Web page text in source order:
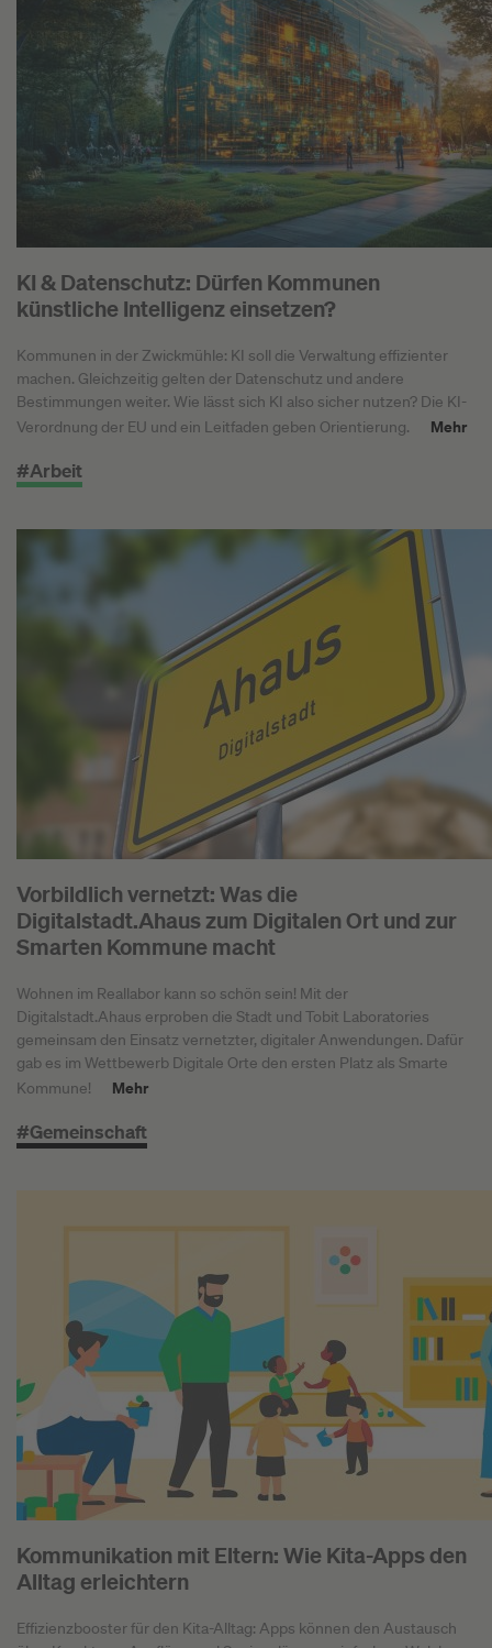
KI & Datenschutz: Dürfen Kommunen
künstliche Intelligenz einsetzen?
Kommunen in der Zwickmühle: KI soll die Verwaltung effizienter
machen. Gleichzeitig gelten der Datenschutz und andere
Bestimmungen weiter. Wie lässt sich KI also sicher nutzen? Die KI-
Verordnung der EU und ein Leitfaden geben Orientierung.
Mehr
#Arbeit
Vorbildlich vernetzt: Was die
Digitalstadt.Ahaus zum Digitalen Ort und zur
Smarten Kommune macht
Wohnen im Reallabor kann so schön sein! Mit der
Digitalstadt.Ahaus erproben die Stadt und Tobit Laboratories
gemeinsam den Einsatz vernetzter, digitaler Anwendungen. Dafür
gab es im Wettbewerb Digitale Orte den ersten Platz als Smarte
Kommune!
Mehr
#Gemeinschaft
Kommunikation mit Eltern: Wie Kita-Apps den
Alltag erleichtern
Effizienzbooster für den Kita-Alltag: Apps können den Austausch